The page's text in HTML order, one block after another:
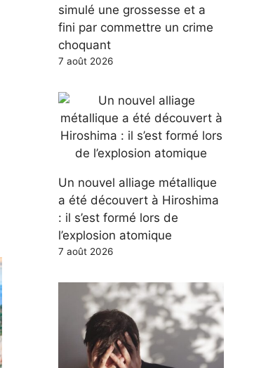
simulé une grossesse et a
fini par commettre un crime
choquant
7 août 2026
Un nouvel alliage métallique
a été découvert à Hiroshima
: il s’est formé lors de
l’explosion atomique
7 août 2026